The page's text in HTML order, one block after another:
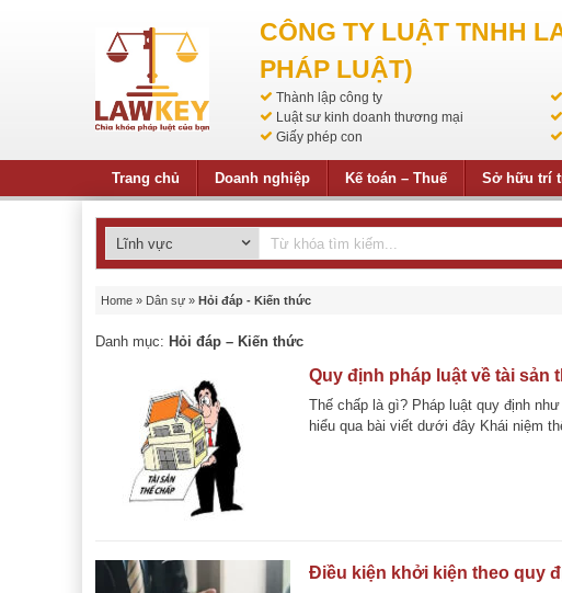
CÔNG TY LUẬT TNHH
PHÁP LUẬT)
Thành lập công ty
Luật sư kinh doanh thương mại
Giấy phép con
Trang chủ Doanh nghiệp Kế toán – Thuế Sở hữu trí
Home » Dân sự » Hỏi đáp - Kiến thức
Danh mục: Hỏi đáp – Kiến thức
Quy định pháp luật về tài sản
Thế chấp là gì? Pháp luật quy định
hiểu qua bài viết dưới đây Khái niệm
Điều kiện khởi kiện theo quy